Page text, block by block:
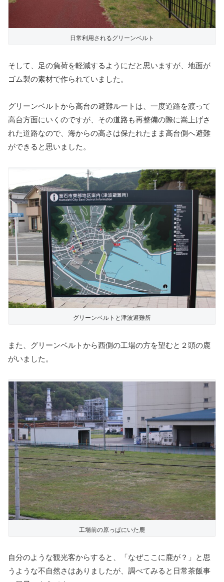
日常利用されるグリーンベルト
そして、足の負荷を軽減するようにだと思いますが、地面が
ゴム製の素材で作られていました。
グリーンベルトから高台の避難ルートは、一度道路を渡って
高台方面にいくのですが、その道路も再整備の際に嵩上げさ
れた道路なので、海からの高さは保たれたまま高台側へ避難
ができると思いました。
グリーンベルトと津波避難所
また、グリーンベルトから西側の工場の方を望むと２頭の鹿
がいました。
工場前の原っぱにいた鹿
自分のような観光客からすると、「なぜここに鹿が？」と思
うような不自然さはありましたが、調べてみると日常茶飯事